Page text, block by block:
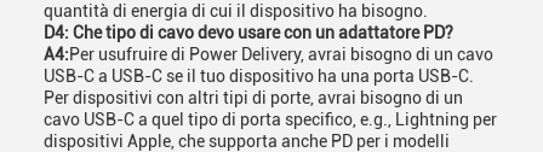
quantità di energia di cui il dispositivo ha bisogno.
D4: Che tipo di cavo devo usare con un adattatore PD?
A4:Per usufruire di Power Delivery, avrai bisogno di un cavo
USB-C a USB-C se il tuo dispositivo ha una porta USB-C.
Per dispositivi con altri tipi di porte, avrai bisogno di un
cavo USB-C a quel tipo di porta specifico, e.g., Lightning per
dispositivi Apple, che supporta anche PD per i modelli